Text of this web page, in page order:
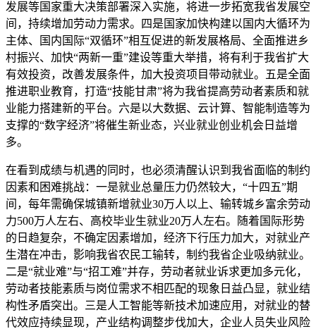
发展等国家重大决策部署深入实施，将进一步拓宽我省发展空
间，持续增加劳动力需求。四是国家加快构建以国内大循环为
主体、国内国际“双循环”相互促进的新发展格局、全面推进乡
村振兴、加快“两新一重”建设等重大举措，将有利于我省扩大
有效投资，改善发展条件，加大投资项目带动就业。五是全面
推进职业教育，打造“技能甘肃”将为我省提高劳动者素质和就
业能力搭建新的平台。六是以大数据、云计算、智能制造等为
支撑的“数字经济”将催生新业态，兴业就业创业机会日益增
多。
在看到成绩与机遇的同时，也必须清醒认识到我省面临的制约
因素和困难挑战：一是就业总量压力仍然较大，“十四五”期
间，每年需确保城镇新增就业30万人以上、输转城乡富余劳动
力500万人左右、高校毕业生就业20万人左右。随着国际形势
的日趋复杂，不确定因素增加，经济下行压力加大，对就业产
生潜在冲击，影响我省农民工输转，制约我省企业吸纳就业。
二是“就业难”与“招工难”并存，劳动者就业诉求更加多元化，
劳动者技能素质与岗位需求不相匹配的现象日益凸显，就业结
构性矛盾突出。三是人工智能等新技术加速应用，对就业的替
代效应持续显现，产业结构调整步伐加大，企业人员失业风险